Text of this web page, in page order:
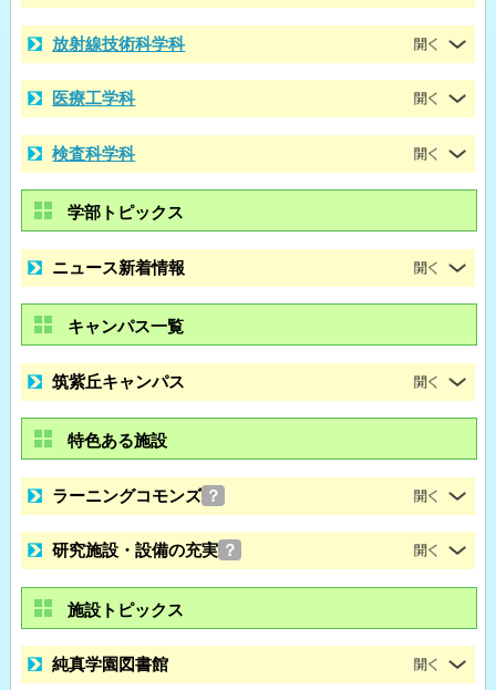
放射線技術科学科
医療工学科
検査科学科
学部トピックス
ニュース新着情報
キャンパス一覧
筑紫丘キャンパス
特色ある施設
ラーニングコモンズ ？
研究施設・設備の充実 ？
施設トピックス
純真学園図書館